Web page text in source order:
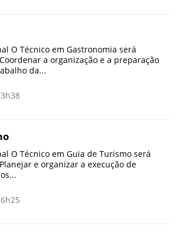
O Técnico em Gastronomia será
a organização e a preparação
da...
O Técnico em Guia de Turismo será
e organizar a execução de